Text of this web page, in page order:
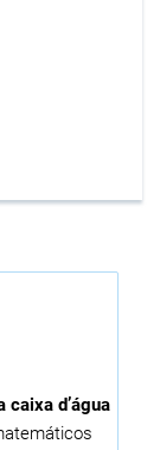
caixa d’água